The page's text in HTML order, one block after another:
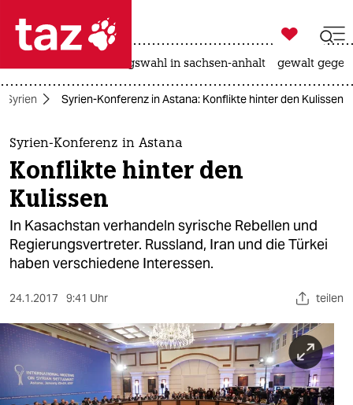
 taz zahl ich
taz zahl ich
themen
politik
öko
gesellschaft
sport
berlin
nord

taz zahl ich
landtagswahl in sachsen-anhalt gewalt
Syrien Syrien-Konferenz in Astana: Konflikte hinter den Kulissen
Syrien-Konferenz in Astana
Konflikte hinter den
Kulissen
In Kasachstan verhandeln syrische Rebellen und
Regierungsvertreter. Russland, Iran und die Türkei
haben verschiedene Interessen.
24.1.2017 9:41 Uhr teilen